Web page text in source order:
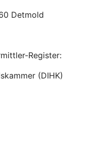
Detmold
Register:
(DIHK)